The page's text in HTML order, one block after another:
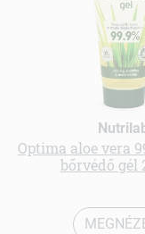
Optima aloe vera
bőrvédő gél